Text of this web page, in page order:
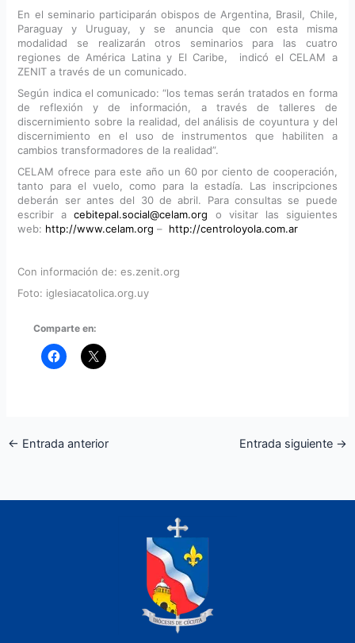
En el seminario participarán obispos de Argentina, Brasil, Chile,
Paraguay y Uruguay, y se anuncia que con esta misma
modalidad se realizarán otros seminarios para las cuatro
regiones de América Latina y El Caribe, indicó el CELAM a
ZENIT a través de un comunicado.
Según indica el comunicado: “los temas serán tratados en forma
de reflexión y de información, a través de talleres de
discernimiento sobre la realidad, del análisis de coyuntura y del
discernimiento en el uso de instrumentos que habiliten a
cambios transformadores de la realidad”.
CELAM ofrece para este año un 60 por ciento de cooperación,
tanto para el vuelo, como para la estadía. Las inscripciones
deberán ser antes del 30 de abril. Para consultas se puede
escribir acebitepal.social@celam.org o visitar las siguientes
web: http://www.celam.org – http://centroloyola.com.ar
Con información de: es.zenit.org
Foto: iglesiacatolica.org.uy
Comparte en:
← Entrada anterior Entrada siguiente →